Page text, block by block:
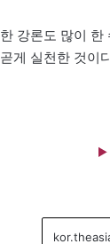
강론도 많이 한
게 실천한 것이